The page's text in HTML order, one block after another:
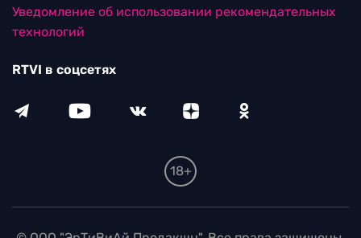
Уведомление об использовании рекомендательных
технологий
RTVI в соцсетях
18+